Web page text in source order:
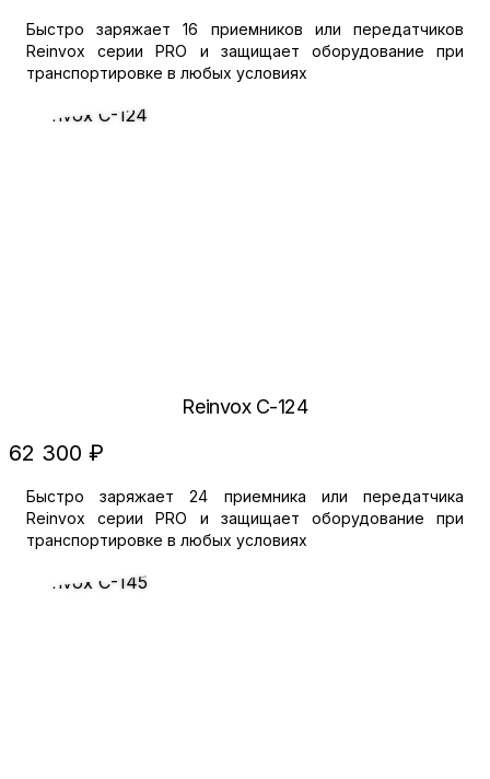
Быстро заряжает 16 приемников или передатчиков
Reinvox серии PRO и защищает оборудование при
транспортировке в любых условиях
Reinvox C-124
62 300 ₽
Быстро заряжает 24 приемника или передатчика
Reinvox серии PRO и защищает оборудование при
транспортировке в любых условиях